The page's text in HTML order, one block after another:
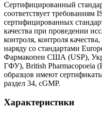
Сертифицированный
соответствует требованиям
сертифицированных
качества при проведении
контроля, контроля
наряду со стандартами
Фармакопеи США (USP),
ГФУ), British Pharmacopoeia
образцов имеют
раздел 34, cGMP.
Характеристики